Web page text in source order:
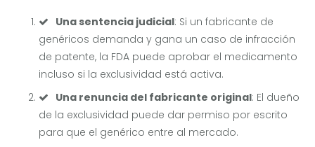
Una sentencia judicial: Si un fabricante de
genéricos demanda y gana un caso de infracción
de patente, la FDA puede aprobar el medicamento
incluso si la exclusividad está activa.
Una renuncia del fabricante original: El dueño
de la exclusividad puede dar permiso por escrito
para que el genérico entre al mercado.